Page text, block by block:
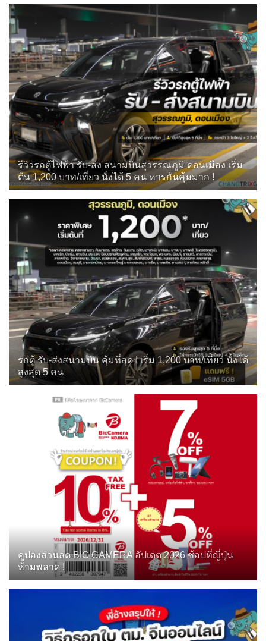
รีวิวรถตู้ไฟฟ้า รับ-ส่ง สนามบินสุวรรณภูมิ ดอนเมือง เริ่ม
ต้น 1,200 บาท/เที่ยว นั่งได้ 5 คน หารกันคุ้มมาก !
รถตู้ รับ-ส่งสนามบิน คุ้มที่สุด ! เริ่ม 1,200 บาท/เที่ยว นั่งได้
สูงสุด 5 คน
คูปองส่วนลด BIC CAMERA อัปเดต 2026 ช้อปที่ญี่ปุ่น
ห้ามพลาด !